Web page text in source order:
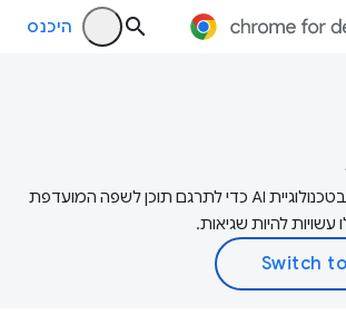
היכנס
‫Google משתמשת בטכנולוגיית AI כדי לתרגם תוכן לשפה המועדפת
להיות שגיאות.